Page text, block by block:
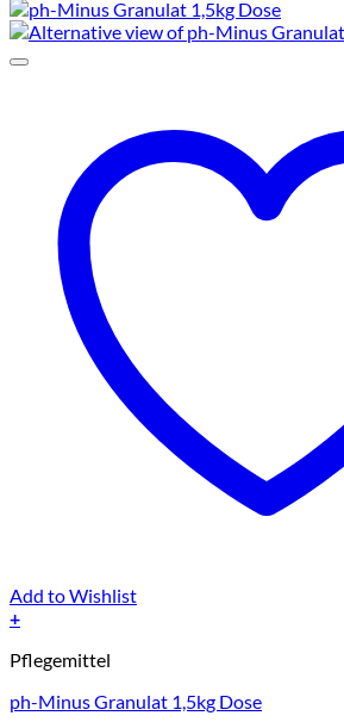
Add to Wishlist
+
Pflegemittel
ph-Minus Granulat 1,5kg Dose